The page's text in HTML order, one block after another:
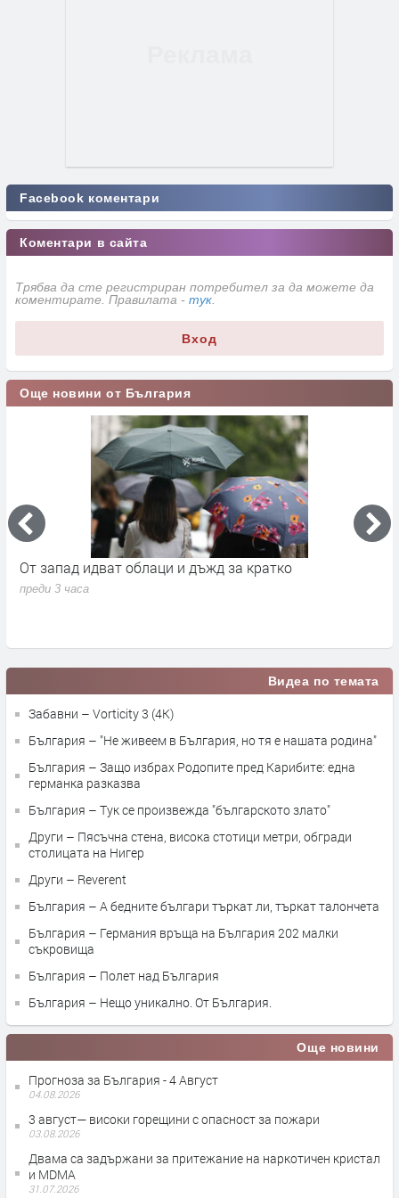
Facebook коментари
Коментари в сайта
Трябва да сте регистриран потребител за да можете да
коментирате. Правилата - тук
Вход
Още новини от България
Премиерът Радев: Дрон нахлу в българското
въздушно пространство и се взриви
Видеа по темата
Забавни – Vorticity 3 (4K)
България – "Не живеем в България, но тя е нашата родина"
България – Защо избрах Родопите пред Карибите: една
германка разказва
България – Тук се произвежда "българското злато"
Други – Пясъчна стена, висока стотици метри, обгради
столицата на Нигер
Други – Reverent
България – А бедните българи търкат ли, търкат талончета
България – Германия връща на България 202 малки
съкровища
България – Полет над България
България – Нещо уникално. От България.
Още новини
Прогноза за България - 4 Август
04.08.2026
3 август— високи горещини с опасност за пожари
03.08.2026
Двама са задържани за притежание на наркотичен кристал
и MDMA
31.07.2026